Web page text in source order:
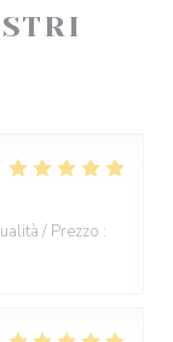
/ Prezzo :